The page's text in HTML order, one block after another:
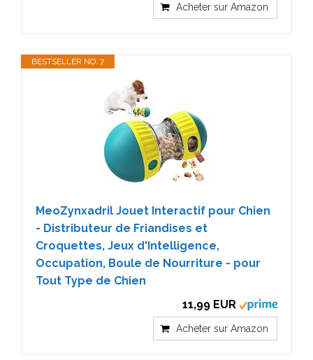
Acheter sur Amazon
BESTSELLER NO. 7
MeoZynxadril Jouet Interactif pour Chien
- Distributeur de Friandises et
Croquettes, Jeux d'Intelligence,
Occupation, Boule de Nourriture - pour
Tout Type de Chien
11,99 EUR
Acheter sur Amazon